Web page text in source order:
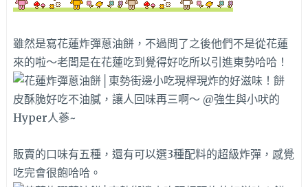
雖然是寫花蓮炸彈蔥油餅，不過問了之後他們不是從花蓮
來的啦～老闆是在花蓮吃到覺得好吃所以引進東勢哈哈！
販賣的口味有五種，還有可以選3種配料的超級炸彈，感覺
吃完會很飽哈哈。